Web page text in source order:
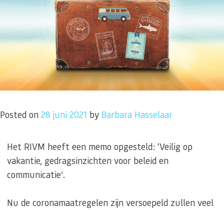
Posted on 28 juni 2021 by Barbara Hasselaar
Het RIVM heeft een memo opgesteld: ‘Veilig op
vakantie, gedragsinzichten voor beleid en
communicatie’.
Nu de coronamaatregelen zijn versoepeld zullen veel